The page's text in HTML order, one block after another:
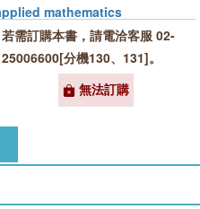
若需訂購本書，請電洽客服 02-
25006600[分機130、131]。
無法訂購
mathematics